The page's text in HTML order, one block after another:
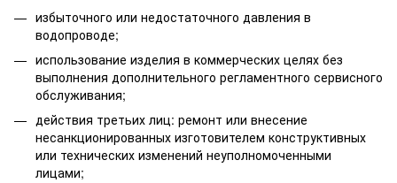
избыточного или недостаточного давления в
водопроводе;
использование изделия в коммерческих целях без
выполнения дополнительного регламентного сервисного
обслуживания;
действия третьих лиц: ремонт или внесение
несанкционированных изготовителем конструктивных
или технических изменений неуполномоченными
лицами;